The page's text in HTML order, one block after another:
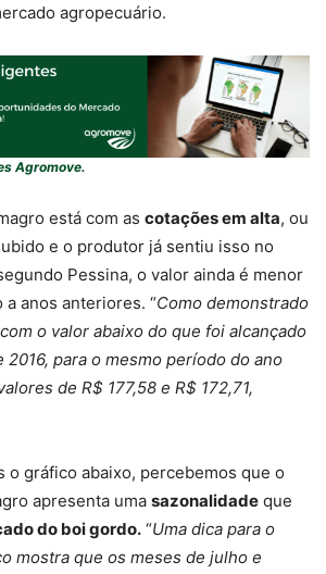
agropecuário.
Agromove.
está com as cotações em alta, ou
e o produtor já sentiu isso no
Pessina, o valor ainda é menor
anos anteriores. “Como demonstrado
o valor abaixo do que foi alcançado
2016, para o mesmo período do ano
de R$ 177,58 e R$ 172,71,
o gráfico abaixo, percebemos que o
apresenta uma sazonalidade que
do boi gordo. “Uma dica para o
mostra que os meses de julho e